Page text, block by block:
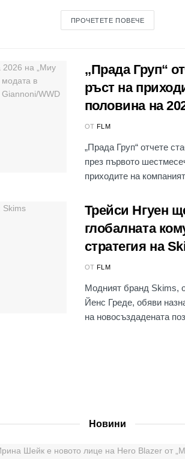
ПРОЧЕТЕТЕ ПОВЕЧЕ
,,Прада Груп“
ръст на
половина на
ОТ FLM
„Прада Груп“ отчете
през първото
приходите на
Трейси Нгуен
глобалната
стратегия на
ОТ FLM
Модният бранд Skims,
Йенс Греде, обяви
на новосъздадената
Новини